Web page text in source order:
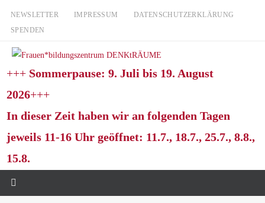
Zum
Inhalt
NEWSLETTER IMPRESSUM
DATENSCHUTZERKLÄRUNG
SPENDEN
+++ Sommerpause: 9. Juli bis 19. August
2026+++
In dieser Zeit haben wir an folgenden Tagen
jeweils 11-16 Uhr geöffnet: 11.7., 18.7., 25.7., 8.8.,
15.8.